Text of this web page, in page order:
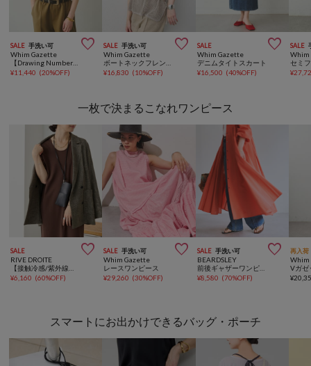
SALE 手洗い可 
Whim Gazette
¥11,440 (20%OFF)
SALE 手洗い可 
Whim Gazette
¥16,830 (10%OFF)
SALE 
Whim Gazette
デニムタイトスカート
¥16,500 (40%OFF)
SALE
Whim
セミ
¥
一枚で決まるこなれワンピース
SALE 
RIVE DROITE
¥6,160 (60%OFF)
SALE 手洗い可 
Whim Gazette
レースワンピース
¥29,260 (30%OFF)
SALE 手洗い可 
BEARDSLEY
前後ギャザーワンピース
¥8,580 (70%OFF)
再入荷
Whim
¥
スマートにお出かけできるバッグ・ポーチ